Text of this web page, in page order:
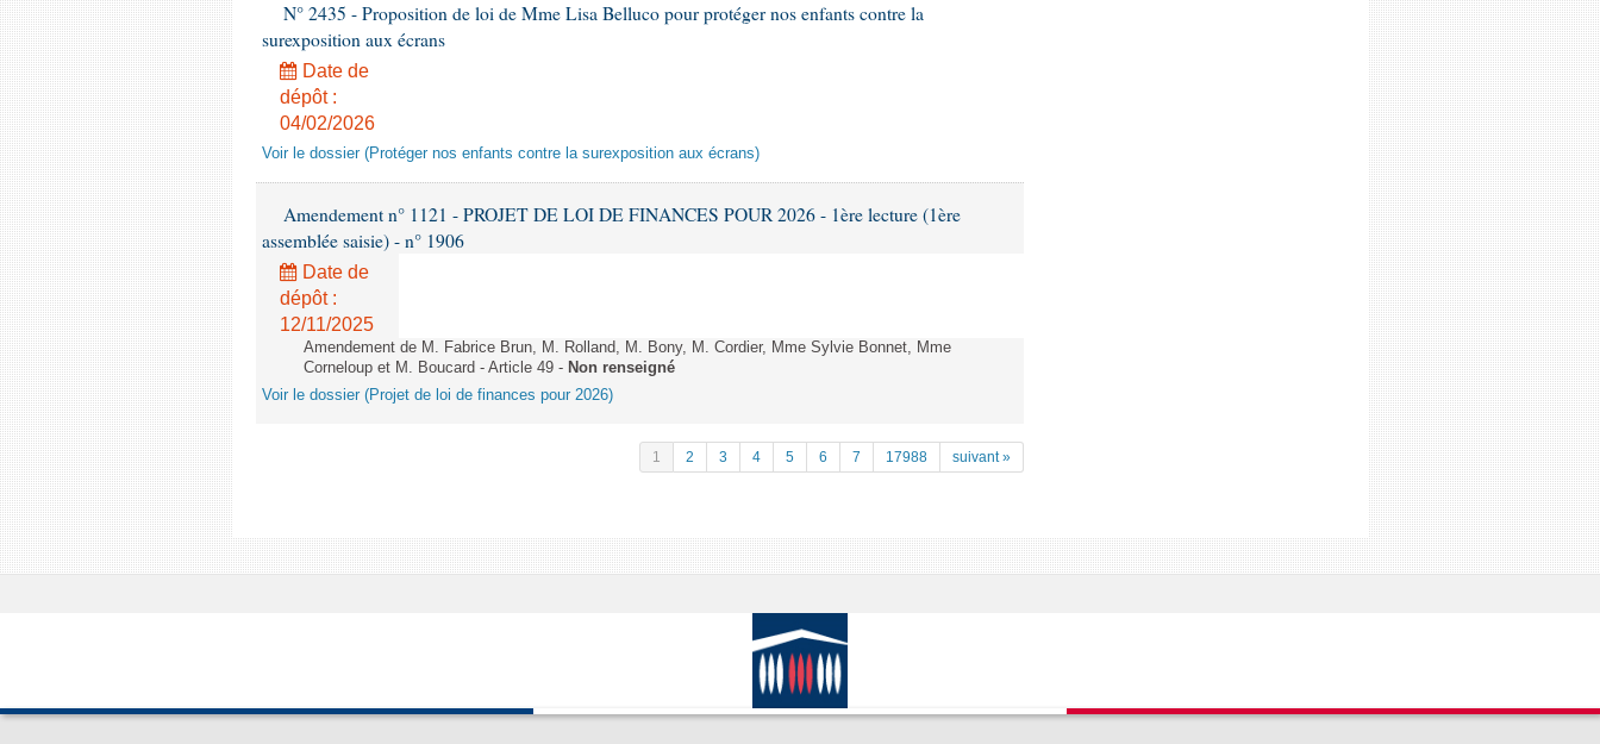
N° 2435 - Proposition de loi de Mme Lisa Belluco pour protéger nos enfants contre la
surexposition aux écrans
Date de
dépôt :
04/02/2026
Voir le dossier (Protéger nos enfants contre la surexposition aux écrans)
Amendement n° 1121 - PROJET DE LOI DE FINANCES POUR 2026 - 1ère lecture (1ère
assemblée saisie) - n° 1906
Date de
dépôt :
12/11/2025
Amendement de M. Fabrice Brun, M. Rolland, M. Bony, M. Cordier, Mme Sylvie Bonnet, Mme
Corneloup et M. Boucard - Article 49 - Non renseigné
Voir le dossier (Projet de loi de finances pour 2026)
1 2 3 4 5 6 7 17988 suivant »